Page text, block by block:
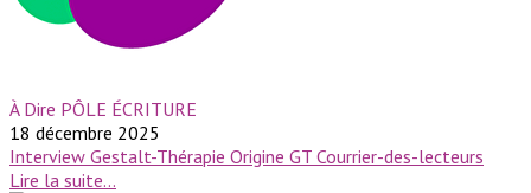
À Dire PÔLE ÉCRITURE
18 décembre 2025
Interview Gestalt-Thérapie Origine GT Courrier-des-lecteurs
Lire la suite...